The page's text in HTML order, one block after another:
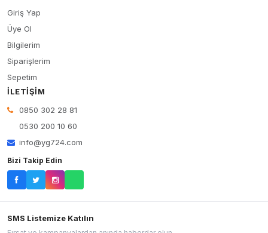
Giriş Yap
Üye Ol
Bilgilerim
Siparişlerim
Sepetim
İLETIŞIM
0850 302 28 81
0530 200 10 60
info@yg724.com
Bizi Takip Edin
SMS Listemize Katılın